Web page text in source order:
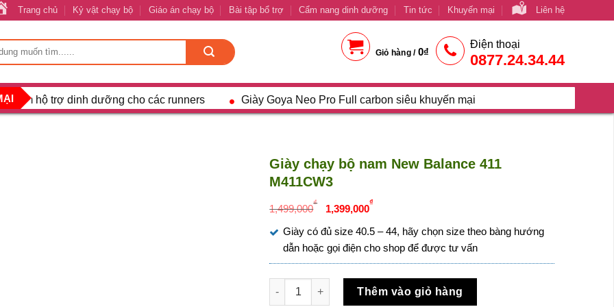
Trang chủ Kỷ vật chạy bộ Giáo án chạy bộ Bài tập bổ trợ Cẩm nang dinh dưỡng Tin tức Khuyến mại Liên hệ
Giỏ hàng / 0₫
Điện thoại
0877.24.34.44
hộ trợ dinh dưỡng cho các runners Giày Goya Neo Pro Full carbon siêu khuyến mại
Giày chạy bộ nam New Balance 411
M411CW3
1,499,000
₫
Giá
gốc
là:
1,499,000₫.
1,399,000
₫Giá
tại
là:
Giày có đủ size 40.5 – 44, hãy chọn size theo bàng hướng
dẫn hoặc gọi điện cho shop để được tư vấn
Giày chạy bộ nam New Balance 411 M411CW3 số lượng
Thêm vào giỏ hàng